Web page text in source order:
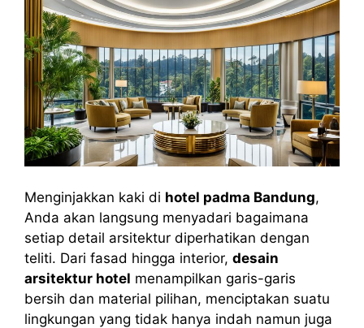
Menginjakkan kaki di hotel padma Bandung,
Anda akan langsung menyadari bagaimana
setiap detail arsitektur diperhatikan dengan
teliti. Dari fasad hingga interior, desain
arsitektur hotel menampilkan garis-garis
bersih dan material pilihan, menciptakan suatu
lingkungan yang tidak hanya indah namun juga